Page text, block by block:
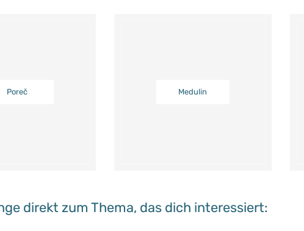
Poreč Medulin
direkt zum Thema, das dich interessiert: